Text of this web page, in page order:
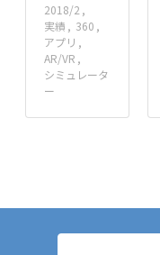
2018/2
実績
360
アプリ
AR/VR
シミュレータ
ー